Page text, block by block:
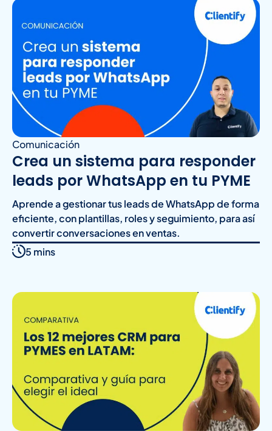
Comunicación
Crea un sistema para responder
leads por WhatsApp en tu PYME
Aprende a gestionar tus leads de WhatsApp de forma
eficiente, con plantillas, roles y seguimiento, para así
convertir conversaciones en ventas.
5 mins